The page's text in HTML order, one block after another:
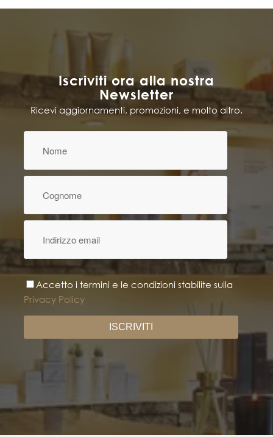
Iscriviti ora alla nostra
Newsletter
Ricevi aggiornamenti, promozioni, e molto altro.
Accetto i termini e le condizioni stabilite sulla
Privacy Policy